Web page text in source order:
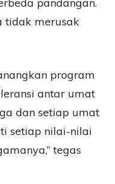
pandangan.
tidak merusak
program
antar umat
dan setiap umat
setiap nilai-nilai
tegas